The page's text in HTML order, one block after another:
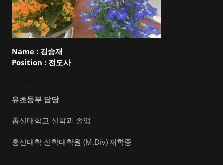
Name : 김승재
Position : 전도사
유초등부 담당
총신대학교 신학과 졸업
총신대학 신학대학원 (M.Div) 재학중